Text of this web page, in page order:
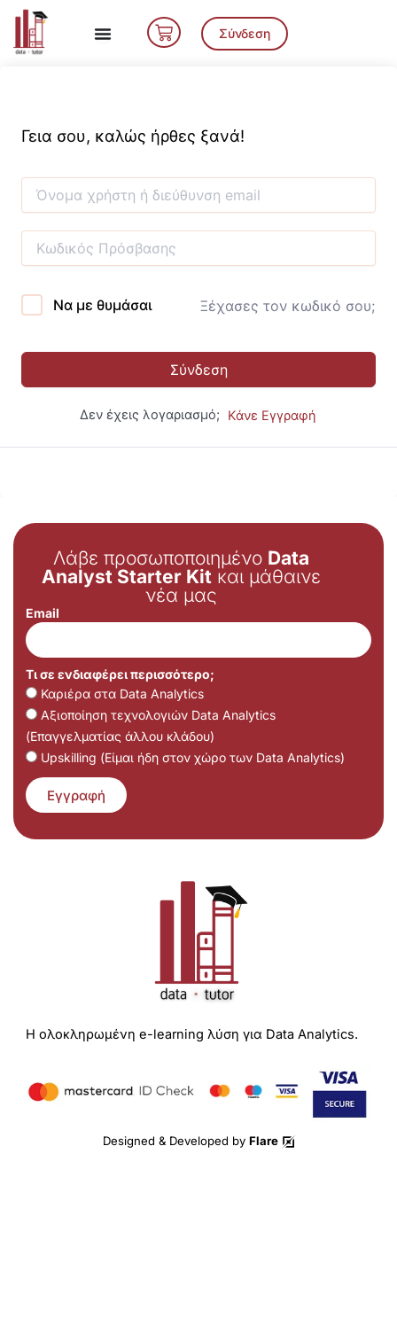
Μετάβαση
περιεχόμενο
Cart Σύνδεση
Γεια σου, καλώς ήρθες ξανά!
Να με θυμάσαι Ξέχασες τον κωδικό σου;
Σύνδεση
Δεν έχεις λογαριασμό; Κάνε Εγγραφή
Λάβε προσωποποιημένο Data
Analyst Starter Kit και μάθαινε
νέα μας
Email
Τι σε ενδιαφέρει περισσότερο;
Καριέρα στα Data Analytics
Αξιοποίηση τεχνολογιών Data Analytics
(Επαγγελματίας άλλου κλάδου)
Upskilling (Είμαι ήδη στον χώρο των Data Analytics)
Εγγραφή
Η ολοκληρωμένη e-learning λύση για Data Analytics.
Designed & Developed by Flare